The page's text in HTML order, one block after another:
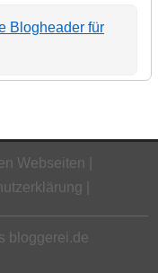
Blogheader für
Webseiten
bloggerei.de